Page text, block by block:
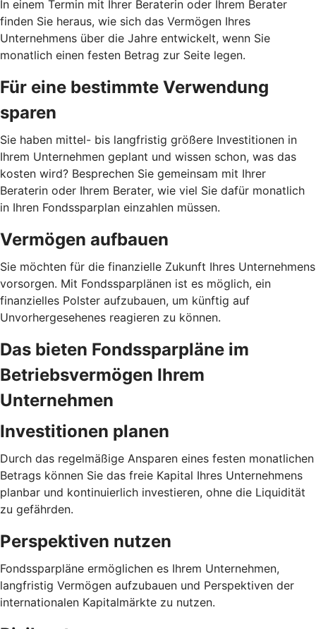
In einem Termin mit Ihrer Beraterin oder Ihrem Berater
finden Sie heraus, wie sich das Vermögen Ihres
Unternehmens über die Jahre entwickelt, wenn Sie
monatlich einen festen Betrag zur Seite legen.
Für eine bestimmte Verwendung
sparen
Sie haben mittel- bis langfristig größere Investitionen in
Ihrem Unternehmen geplant und wissen schon, was das
kosten wird? Besprechen Sie gemeinsam mit Ihrer
Beraterin oder Ihrem Berater, wie viel Sie dafür monatlich
in Ihren Fondssparplan einzahlen müssen.
Vermögen aufbauen
Sie möchten für die finanzielle Zukunft Ihres Unternehmens
vorsorgen. Mit Fondssparplänen ist es möglich, ein
finanzielles Polster aufzubauen, um künftig auf
Unvorhergesehenes reagieren zu können.
Das bieten Fondssparpläne im
Betriebsvermögen Ihrem
Unternehmen
Investitionen planen
Durch das regelmäßige Ansparen eines festen monatlichen
Betrags können Sie das freie Kapital Ihres Unternehmens
planbar und kontinuierlich investieren, ohne die Liquidität
zu gefährden.
Perspektiven nutzen
Fondssparpläne ermöglichen es Ihrem Unternehmen,
langfristig Vermögen aufzubauen und Perspektiven der
internationalen Kapitalmärkte zu nutzen.